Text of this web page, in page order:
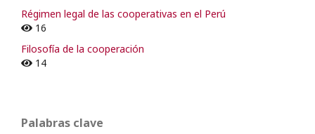
Régimen legal de las cooperativas en el Perú
16
Filosofía de la cooperación
14
Palabras clave